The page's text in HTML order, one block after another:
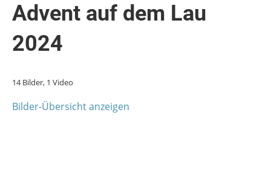
Advent auf dem Lau
2024
14 Bilder, 1 Video
Bilder-Übersicht anzeigen